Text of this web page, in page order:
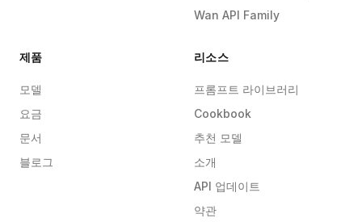
Wan API Family
제품
모델
요금
문서
블로그
리소스
프롬프트 라이브러리
Cookbook
추천 모델
소개
API 업데이트
약관